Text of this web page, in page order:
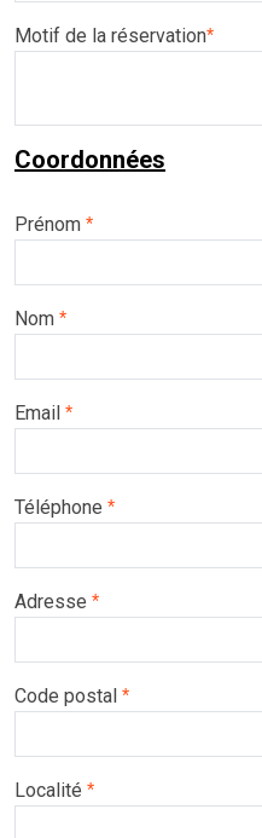
Motif de la réservation*
Coordonnées
Prénom *
Nom *
Email *
Téléphone *
Adresse *
Code postal *
Localité *